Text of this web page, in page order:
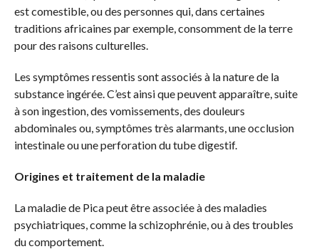
est comestible, ou des personnes qui, dans certaines
traditions africaines par exemple, consomment de la terre
pour des raisons culturelles.
Les symptômes ressentis sont associés à la nature de la
substance ingérée. C’est ainsi que peuvent apparaître, suite
à son ingestion, des vomissements, des douleurs
abdominales ou, symptômes très alarmants, une occlusion
intestinale ou une perforation du tube digestif.
Origines et traitement de la maladie
La maladie de Pica peut être associée à des maladies
psychiatriques, comme la schizophrénie, ou à des troubles
du comportement.